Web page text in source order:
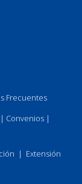
Frecuentes
| Convenios|
| Extensión